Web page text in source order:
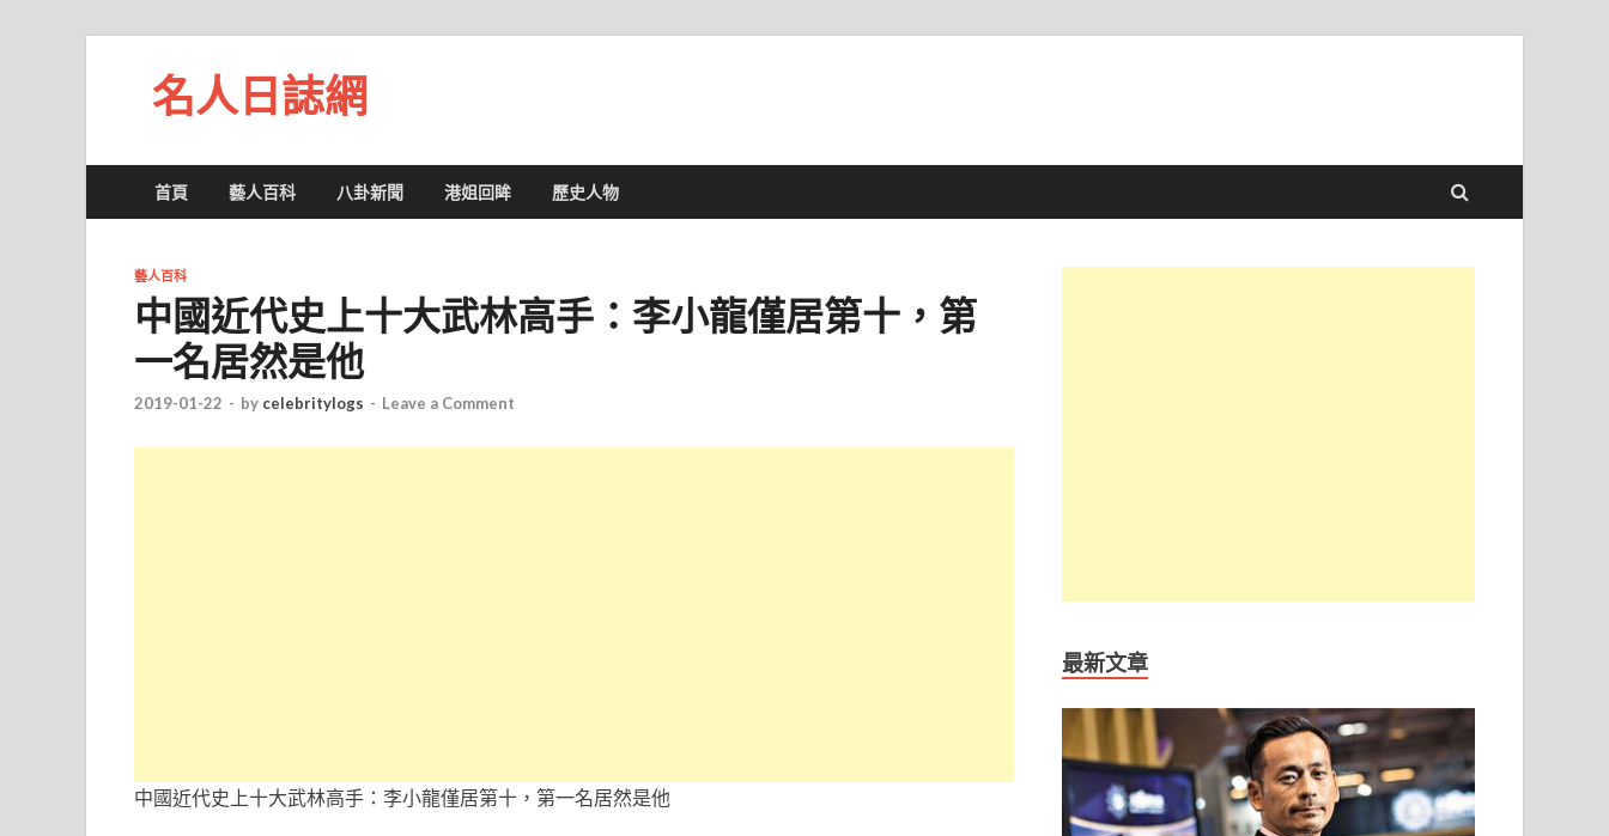
名人日誌網
首頁 藝人百科 八卦新聞 港姐回眸 歷史人物
藝人百科
中國近代史上十大武林高手：李小龍僅居第十，第
一名居然是他
2019-01-22 - by celebritylogs - Leave a Comment
中國近代史上十大武林高手：李小龍僅居第十，第一名居然是他
最新文章